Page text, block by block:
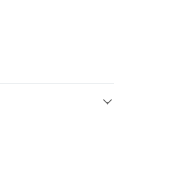
支付方式。 讓您購物簡單
跳轉至「AFTEE先享後